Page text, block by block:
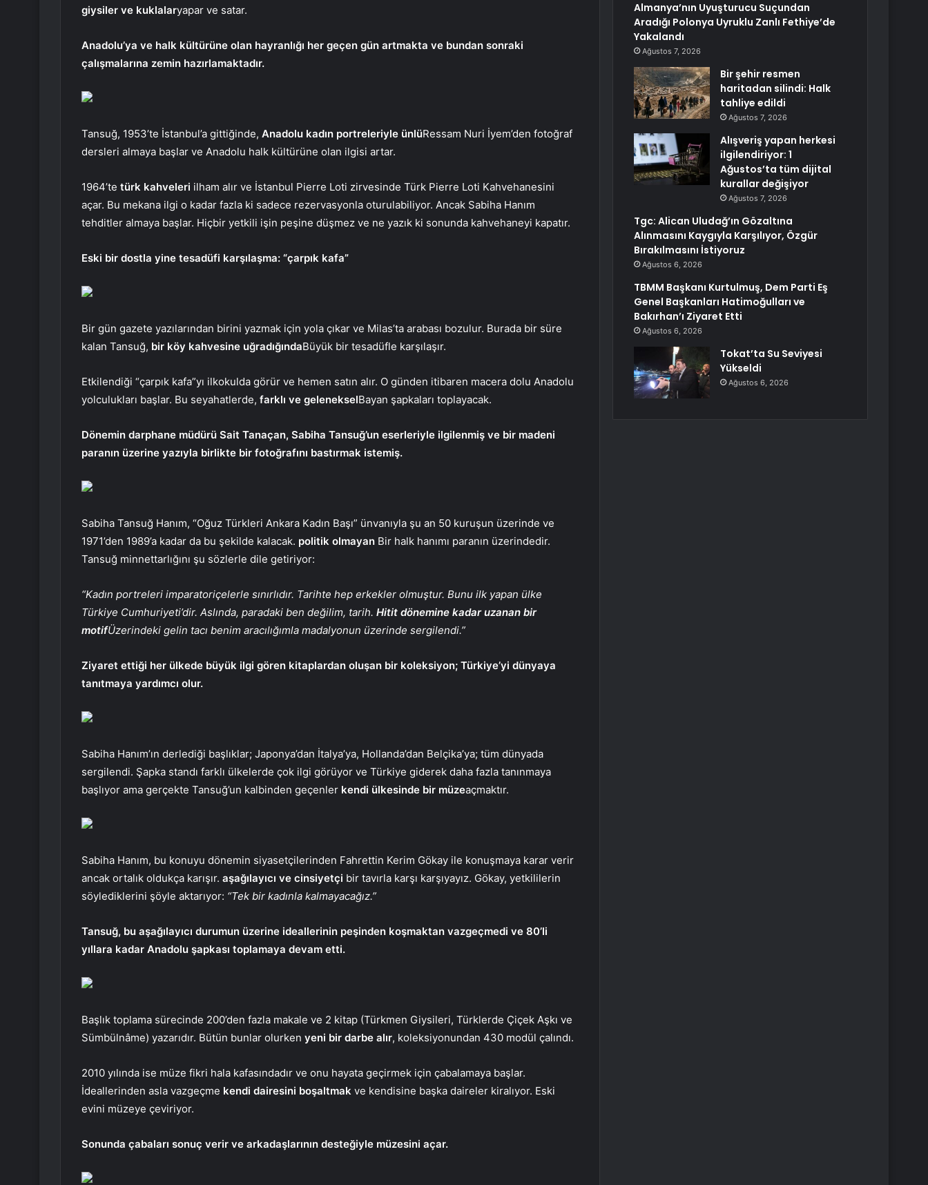
giysiler ve kuklalaryapar ve satar.
Anadolu’ya ve halk kültürüne olan hayranlığı her geçen gün artmakta ve bundan sonraki
çalışmalarına zemin hazırlamaktadır.
Tansuğ, 1953’te İstanbul’a gittiğinde, Anadolu kadın portreleriyle ünlüRessam Nuri İyem’den fotoğraf
dersleri almaya başlar ve Anadolu halk kültürüne olan ilgisi artar.
1964’te türk kahveleri ilham alır ve İstanbul Pierre Loti zirvesinde Türk Pierre Loti Kahvehanesini
açar. Bu mekana ilgi o kadar fazla ki sadece rezervasyonla oturulabiliyor. Ancak Sabiha Hanım
tehditler almaya başlar. Hiçbir yetkili işin peşine düşmez ve ne yazık ki sonunda kahvehaneyi kapatır.
Eski bir dostla yine tesadüfi karşılaşma: “çarpık kafa”
Bir gün gazete yazılarından birini yazmak için yola çıkar ve Milas’ta arabası bozulur. Burada bir süre
kalan Tansuğ, bir köy kahvesine uğradığındaBüyük bir tesadüfle karşılaşır.
Etkilendiği “çarpık kafa”yı ilkokulda görür ve hemen satın alır. O günden itibaren macera dolu Anadolu
yolculukları başlar. Bu seyahatlerde, farklı ve gelenekselBayan şapkaları toplayacak.
Dönemin darphane müdürü Sait Tanaçan, Sabiha Tansuğ’un eserleriyle ilgilenmiş ve bir madeni
paranın üzerine yazıyla birlikte bir fotoğrafını bastırmak istemiş.
Sabiha Tansuğ Hanım, “Oğuz Türkleri Ankara Kadın Başı” ünvanıyla şu an 50 kuruşun üzerinde ve
1971’den 1989’a kadar da bu şekilde kalacak. politik olmayan Bir halk hanımı paranın üzerindedir.
Tansuğ minnettarlığını şu sözlerle dile getiriyor:
“Kadın portreleri imparatoriçelerle sınırlıdır. Tarihte hep erkekler olmuştur. Bunu ilk yapan ülke
Türkiye Cumhuriyeti’dir. Aslında, paradaki ben değilim, tarih. Hitit dönemine kadar uzanan bir
motifÜzerindeki gelin tacı benim aracılığımla madalyonun üzerinde sergilendi.”
Ziyaret ettiği her ülkede büyük ilgi gören kitaplardan oluşan bir koleksiyon; Türkiye’yi dünyaya
tanıtmaya yardımcı olur.
Sabiha Hanım’ın derlediği başlıklar; Japonya’dan İtalya’ya, Hollanda’dan Belçika’ya; tüm dünyada
sergilendi. Şapka standı farklı ülkelerde çok ilgi görüyor ve Türkiye giderek daha fazla tanınmaya
başlıyor ama gerçekte Tansuğ’un kalbinden geçenler kendi ülkesinde bir müzeaçmaktır.
Sabiha Hanım, bu konuyu dönemin siyasetçilerinden Fahrettin Kerim Gökay ile konuşmaya karar verir
ancak ortalık oldukça karışır. aşağılayıcı ve cinsiyetçi bir tavırla karşı karşıyayız. Gökay, yetkililerin
söylediklerini şöyle aktarıyor: “Tek bir kadınla kalmayacağız.”
Tansuğ, bu aşağılayıcı durumun üzerine ideallerinin peşinden koşmaktan vazgeçmedi ve 80’li
yıllara kadar Anadolu şapkası toplamaya devam etti.
Başlık toplama sürecinde 200’den fazla makale ve 2 kitap (Türkmen Giysileri, Türklerde Çiçek Aşkı ve
Sümbülnâme) yazarıdır. Bütün bunlar olurken yeni bir darbe alır, koleksiyonundan 430 modül çalındı.
2010 yılında ise müze fikri hala kafasındadır ve onu hayata geçirmek için çabalamaya başlar.
İdeallerinden asla vazgeçme kendi dairesini boşaltmak ve kendisine başka daireler kiralıyor. Eski
evini müzeye çeviriyor.
Sonunda çabaları sonuç verir ve arkadaşlarının desteğiyle müzesini açar.
Almanya’nın Uyuşturucu Suçundan
Aradığı Polonya Uyruklu Zanlı Fethiye’de
Yakalandı
Ağustos 7, 2026
Bir şehir resmen
haritadan silindi: Halk
tahliye edildi
Ağustos 7, 2026
Alışveriş yapan herkesi
ilgilendiriyor: 1
Ağustos’ta tüm dijital
kurallar değişiyor
Ağustos 7, 2026
Tgc: Alican Uludağ’ın Gözaltına
Alınmasını Kaygıyla Karşılıyor, Özgür
Bırakılmasını İstiyoruz
Ağustos 6, 2026
TBMM Başkanı Kurtulmuş, Dem Parti Eş
Genel Başkanları Hatimoğulları ve
Bakırhan’ı Ziyaret Etti
Ağustos 6, 2026
Tokat’ta Su Seviyesi
Yükseldi
Ağustos 6, 2026